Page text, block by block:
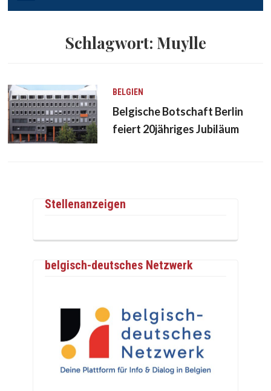
Schlagwort: Muylle
BELGIEN
Belgische Botschaft Berlin
feiert 20jähriges Jubiläum
Stellenanzeigen
belgisch-deutsches Netzwerk